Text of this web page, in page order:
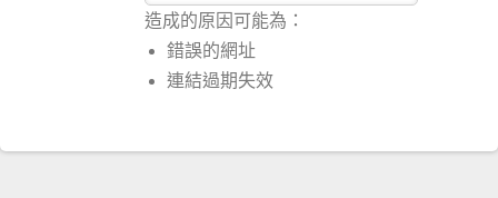
造成的原因可能為：
錯誤的網址
連結過期失效